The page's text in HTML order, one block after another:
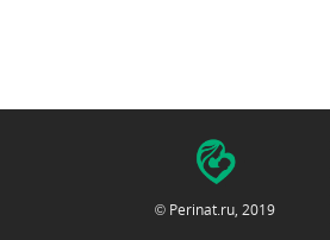
© Perinat.ru, 2019